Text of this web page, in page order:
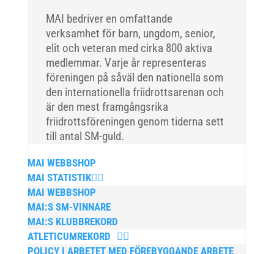
MAI bedriver en omfattande
verksamhet för barn, ungdom, senior,
elit och veteran med cirka 800 aktiva
medlemmar. Varje år representeras
föreningen på såväl den nationella som
den internationella friidrottsarenan och
är den mest framgångsrika
friidrottsföreningen genom tiderna sett
till antal SM-guld.
MAI WEBBSHOP
MAI STATISTIK
MAI WEBBSHOP
MAI:S SM-VINNARE
MAI:S KLUBBREKORD
ATLETICUMREKORD
POLICY I ARBETET MED FÖREBYGGANDE ARBETE